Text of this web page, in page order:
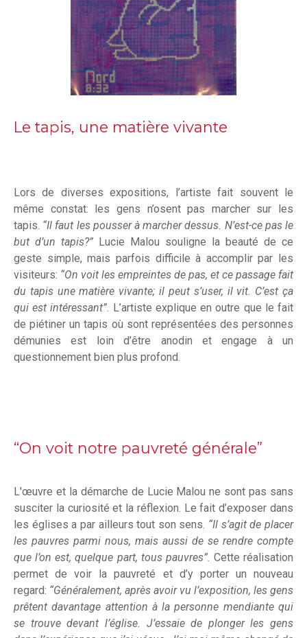
Le tapis, une matière vivante
Lors de diverses expositions, l’artiste fait souvent le
même constat: les gens n’osent pas marcher sur les
tapis. “Il faut les pousser à marcher dessus. N’est-ce pas le
but d’un tapis?” Lucie Malou souligne la beauté de ce
geste simple, mais parfois difficile à accomplir par les
visiteurs: “On voit les empreintes de pas, et ce passage fait
du tapis une matière vivante; il peut s’user, il vit. C’est ça
qui est intéressant”. L’artiste explique en outre que le fait
de piétiner un tapis où sont représentées des personnes
démunies est loin d’être anodin et engage à un
questionnement bien plus profond.
“On voit notre pauvreté générale”
L'œuvre et la démarche de Lucie Malou ne sont pas sans
susciter la curiosité et la réflexion. Le fait d’exposer dans
les églises a par ailleurs tout son sens. “Il s’agit de placer
les pauvres parmi nous, mais aussi de se rendre compte
que l’on est, quelque part, tous pauvres”. Cette réalisation
permet de voir la pauvreté et d’y porter un nouveau
regard: “Généralement, après avoir vu l’exposition, les gens
prêtent davantage attention à la personne mendiante qui
se trouve devant l’église. J’essaie de plonger les gens